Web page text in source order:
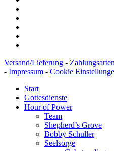
Versand/Lieferung - Zahlungsarten
- Impressum - Cookie
Start
Gottesdienste
Hour of Power
Team
Shepherd’s Grove
Bobby Schuller
Seelsorge